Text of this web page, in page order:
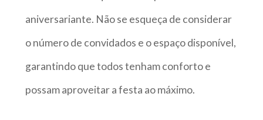
aniversariante. Não se esqueça de considerar
o número de convidados e o espaço disponível,
garantindo que todos tenham conforto e
possam aproveitar a festa ao máximo.